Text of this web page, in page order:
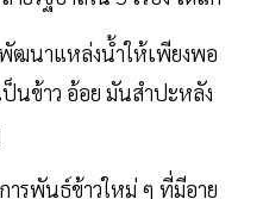
ฒนาแหล่งน้ำให้เพียงพอ
ป็นข้าว อ้อย มันสำปะหลัง
ารพันธุ์ข้าวใหม่ ๆ ที่มีอายุ